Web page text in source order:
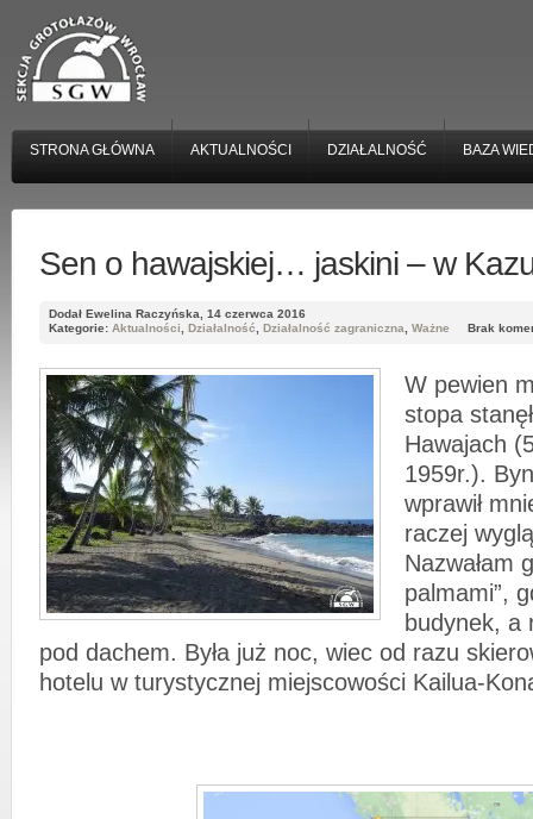
STRONA GŁÓWNA AKTUALNOŚCI DZIAŁALNOŚĆ BAZA
Sen o hawajskiej… jaskini – w
Dodał Ewelina Raczyńska, 14 czerwca 2016
Kategorie: Aktualności, Działalność, Działalność zagraniczna, Ważne Brak
W pewien
stopa
Hawajach
1959r.).
wprawił
raczej
Nazwałam
palmami”,
budynek, a
pod dachem. Była już noc, wiec od razu
hotelu w turystycznej miejscowości Kailua-